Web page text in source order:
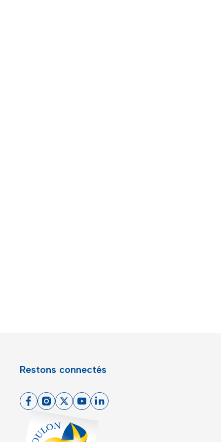
Restons connectés
FacebookInstagram
X YoutubeLinkedin